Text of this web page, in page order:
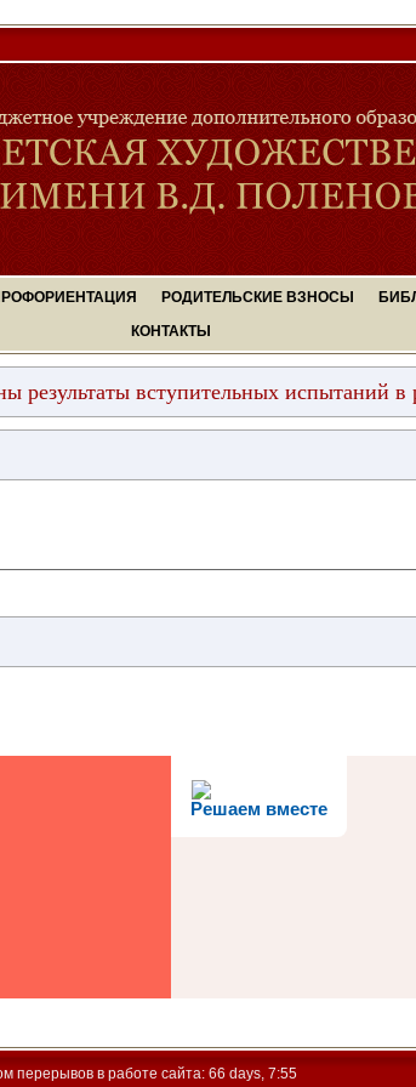
РОДИТЕЛЬСКИЕ ВЗНОСЫ
КОНТАКТЫ
вступительных испытаний в
Решаем вместе
перерывов в работе сайта: 66 days, 7:55